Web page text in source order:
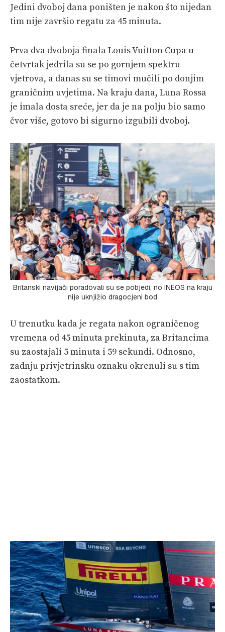
Jedini dvoboj dana poništen je nakon što nijedan
tim nije završio regatu za 45 minuta.
Prva dva dvoboja finala Louis Vuitton Cupa u
četvrtak jedrila su se po gornjem spektru
vjetrova, a danas su se timovi mučili po donjim
graničnim uvjetima. Na kraju dana, Luna Rossa
je imala dosta sreće, jer da je na polju bio samo
čvor više, gotovo bi sigurno izgubili dvoboj.
Britanski navijači poradovali su se pobjedi, no INEOS na kraju
nije uknjižio dragocjeni bod
U trenutku kada je regata nakon ograničenog
vremena od 45 minuta prekinuta, za Britancima
su zaostajali 5 minuta i 59 sekundi. Odnosno,
zadnju privjetrinsku oznaku okrenuli su s tim
zaostatkom.